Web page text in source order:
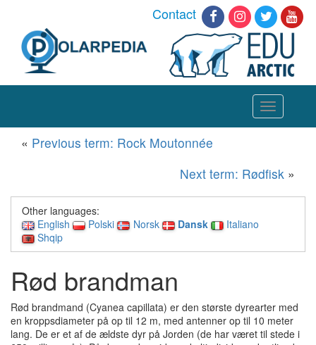
Contact
Toggle
navigation
« Previous term: Rock Moutonnée
Next term: Rødfisk »
Other languages:
English
Polski Norsk Dansk
Italiano
Shqip
Rød brandman
Rød brandmand (Cyanea capillata) er den største dyrearter med
en kroppsdiameter på op til 12 m, med antenner op til 10 meter
lang. De er et af de ældste dyr på Jorden (de har været til stede i